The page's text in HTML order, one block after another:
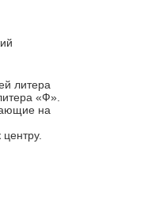
литера
«Ф».
на